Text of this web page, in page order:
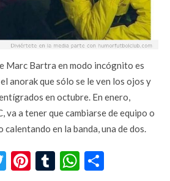
Marc Bartra en modo incógnito es
anorak que sólo se le ven los ojos y
en octubre. En enero,
va a tener que cambiarse de equipo o
en la banda, una de dos.
Twitter
Pinterest
TumblrWhatsApp